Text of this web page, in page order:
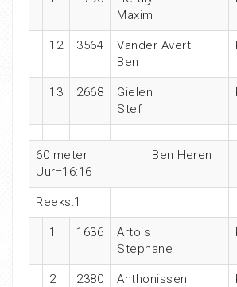
Maxim
12 3564
Vander Avert
Ben
13 2668
Gielen
Stef
60 meter
Ben Heren
Uur=16:16
Reeks:1
1 1636
Artois
Stephane
2 2380
Anthonissen